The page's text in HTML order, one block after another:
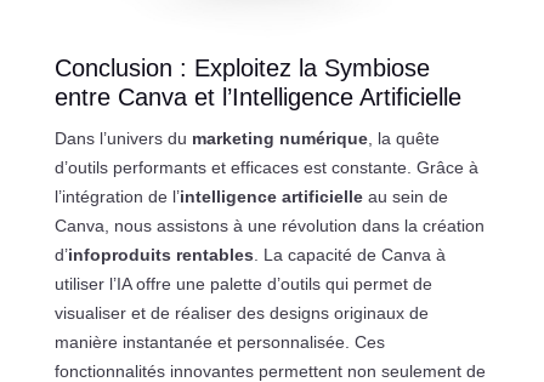
Conclusion : Exploitez la Symbiose
entre Canva et l’Intelligence Artificielle
Dans l’univers du marketing numérique, la quête
d’outils performants et efficaces est constante. Grâce à
l’intégration de l’intelligence artificielleau sein de
Canva, nous assistons à une révolution dans la création
d’infoproduits rentables . La capacité de Canva à
utiliser l’IA offre une palette d’outils qui permet de
visualiser et de réaliser des designs originaux de
manière instantanée et personnalisée. Ces
fonctionnalités innovantes permettent non seulement de